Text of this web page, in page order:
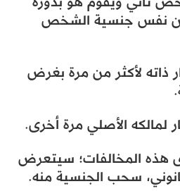
نفس جنسية الشخص
ذاته لأكثر من مرة بغرض
لمالكه الأصلي مرة أخرى.
هذه المخالفات؛ سيتعرض
سحب الجنسية منه.